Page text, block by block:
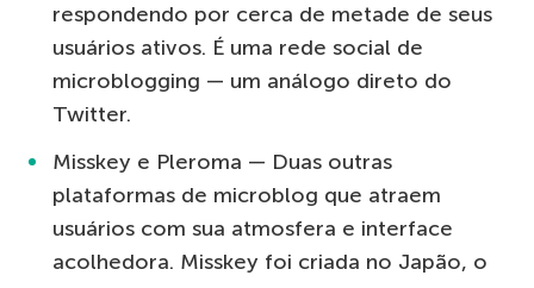
respondendo por cerca de metade de seus
usuários ativos. É uma rede social de
microblogging — um análogo direto do
Twitter.
Misskey e Pleroma — Duas outras
plataformas de microblog que atraem
usuários com sua atmosfera e interface
acolhedora. Misskey foi criada no Japão, o